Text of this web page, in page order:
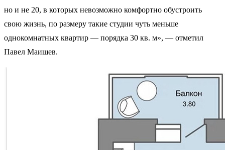
но и не 20, в которых невозможно комфортно обустроить
свою жизнь, по размеру такие студии чуть меньше
однокомнатных квартир — порядка 30 кв. м», — отметил
Павел Маишев.